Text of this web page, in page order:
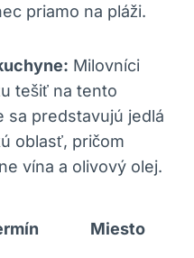
priamo na pláži.
Milovníci
tešiť na tento
sa predstavujú jedlá
oblasť, pričom
vína a olivový olej.
Miesto